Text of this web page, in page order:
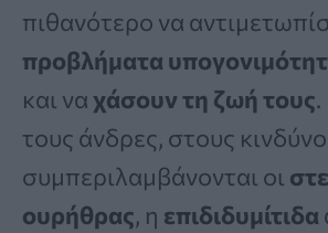
πιθανότερο να
προβλήματα
και να χάσουν τη ζωή τους.
τους άνδρες, στους
συμπεριλαμβάνονται οι
ουρήθρας, η επιδιδυμίτιδα